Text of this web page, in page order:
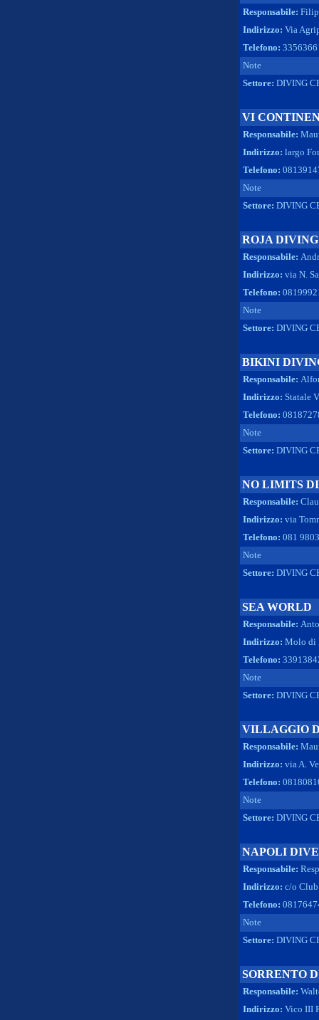
Responsabile:
Indirizzo: Via
Telefono:
Note
Settore: DIVING
VI
Responsabile:
Indirizzo: largo
Telefono:
Note
Settore: DIVING
ROJA
Responsabile:
Indirizzo: via N.
Telefono:
Note
Settore: DIVING
BIKINI
Responsabile:
Indirizzo: Statale
Telefono:
Note
Settore: DIVING
NO LIMITS
Responsabile:
Indirizzo: via
Telefono: 081
Note
Settore: DIVING
SEA WORLD
Responsabile:
Indirizzo: Molo di
Telefono:
Note
Settore: DIVING
VILLAGGIO
Responsabile:
Indirizzo: via A.
Telefono:
Note
Settore: DIVING
NAPOLI
Responsabile:
Indirizzo: c/o
Telefono:
Note
Settore: DIVING
SORRENTO
Responsabile:
Indirizzo: Vico III